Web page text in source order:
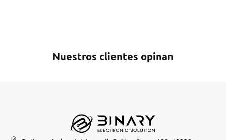
Nuestros clientes opinan